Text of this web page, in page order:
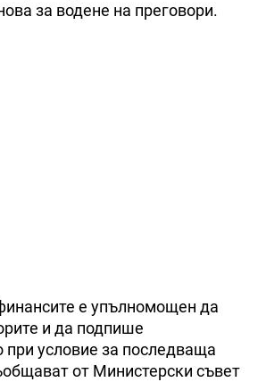
за водене на преговори.
е упълномощен да
и да подпише
при условие за последваща
от Министерски съвет